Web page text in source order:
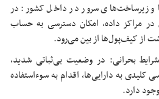
و زیرساخت‌های سرور در داخل کشور: در
مراکز داده، امکان دسترسی به حساب
از کیف‌پول‌ها از بین می‌رود.
بحرانی: در وضعیت بی‌ثباتی شدید،
کلیدی به دارایی‌ها، اقدام به سوءاستفاده
دارد.